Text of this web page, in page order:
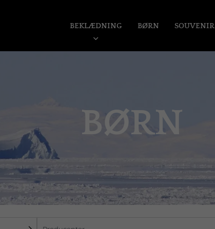
BEKLÆDNING BØRN SOUVENIR
BØRN